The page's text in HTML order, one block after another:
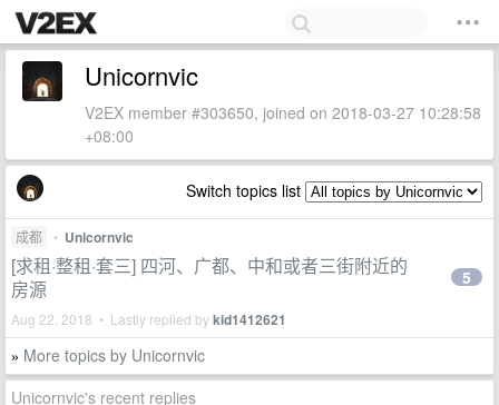
Unicornvic
V2EX member #303650, joined on 2018-03-27 10:28:58
+08:00
Switch topics list
成都 • Unicornvic
[求租·整租·套三] 四河、广都、中和或者三街附近的
房源
Aug 22, 2018 • Lastly replied bykid1412621
5
» More topics by Unicornvic
Unicornvic's recent replies